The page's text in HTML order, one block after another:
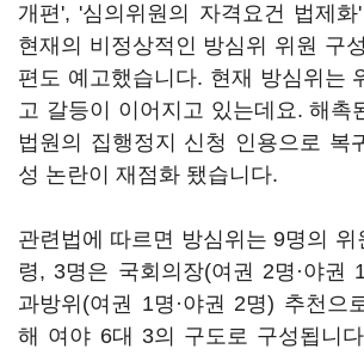
개편', '심의위원의 자격요건 법제화'
현재의 비정상적인 방심위 위원 구
편도 예고했습니다. 현재 방심위는
고 갈등이 이어지고 있는데요.해촉
법원의 집행정지 신청 인용으로 복
성 논란이 재점화 됐습니다.
관련법에 따르면 방심위는9명의 위
령, 3명은 국회의장(여권 2명·야권
과방위 (여권 1명·야권 2명) 추천으
해 여야 6대 3의 구도로 구성됩니다